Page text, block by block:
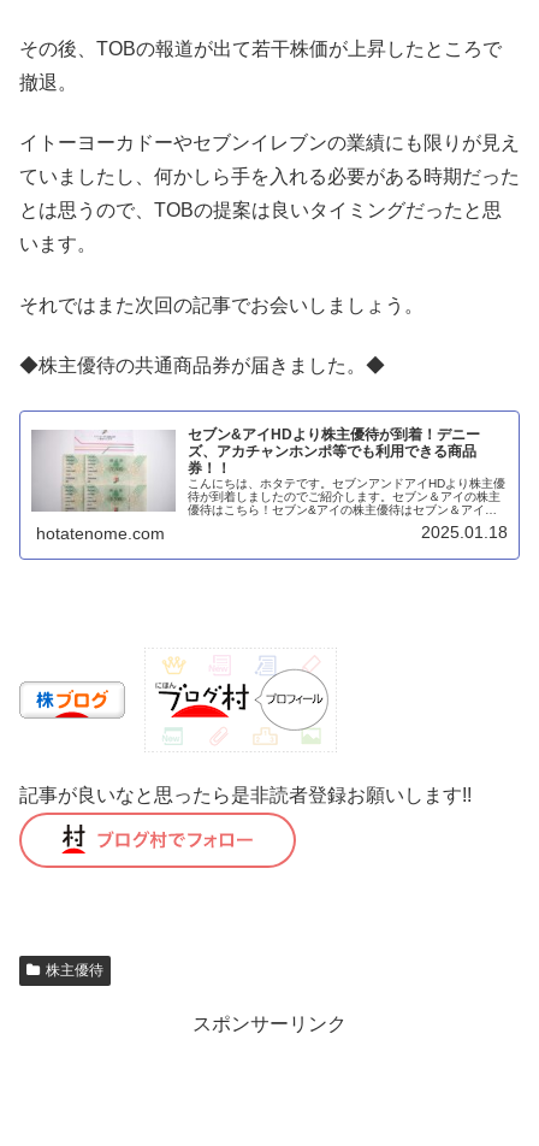
その後、TOBの報道が出て若干株価が上昇したところで
撤退。
イトーヨーカドーやセブンイレブンの業績にも限りが見え
ていましたし、何かしら手を入れる必要がある時期だった
とは思うので、TOBの提案は良いタイミングだったと思
います。
それではまた次回の記事でお会いしましょう。
◆株主優待の共通商品券が届きました。◆
セブン&アイHDより株主優待が到着！デニー
ズ、アカチャンホンポ等でも利用できる商品
券！！
こんにちは、ホタテです。セブンアンドアイHDより株主優
待が到着しましたのでご紹介します。セブン＆アイの株主
優待はこちら！セブン&アイの株主優待はセブン＆アイ共
hotatenome.com 2025.01.18
記事が良いなと思ったら是非読者登録お願いします!!
株主優待
スポンサーリンク